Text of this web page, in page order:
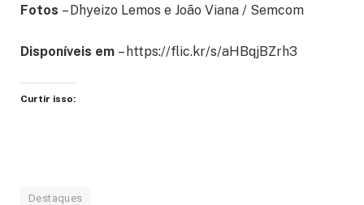
Fotos – Dhyeizo Lemos e João Viana / Semcom
Disponíveis em – https://flic.kr/s/aHBqjBZrh3
Curtir isso:
Destaques